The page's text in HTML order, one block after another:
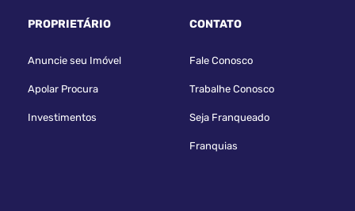
PROPRIETÁRIO
Anuncie seu Imóvel
Apolar Procura
Investimentos
CONTATO
Fale Conosco
Trabalhe Conosco
Seja Franqueado
Franquias